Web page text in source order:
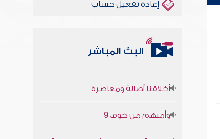
إعادة تفعيل حساب
البث المباشر